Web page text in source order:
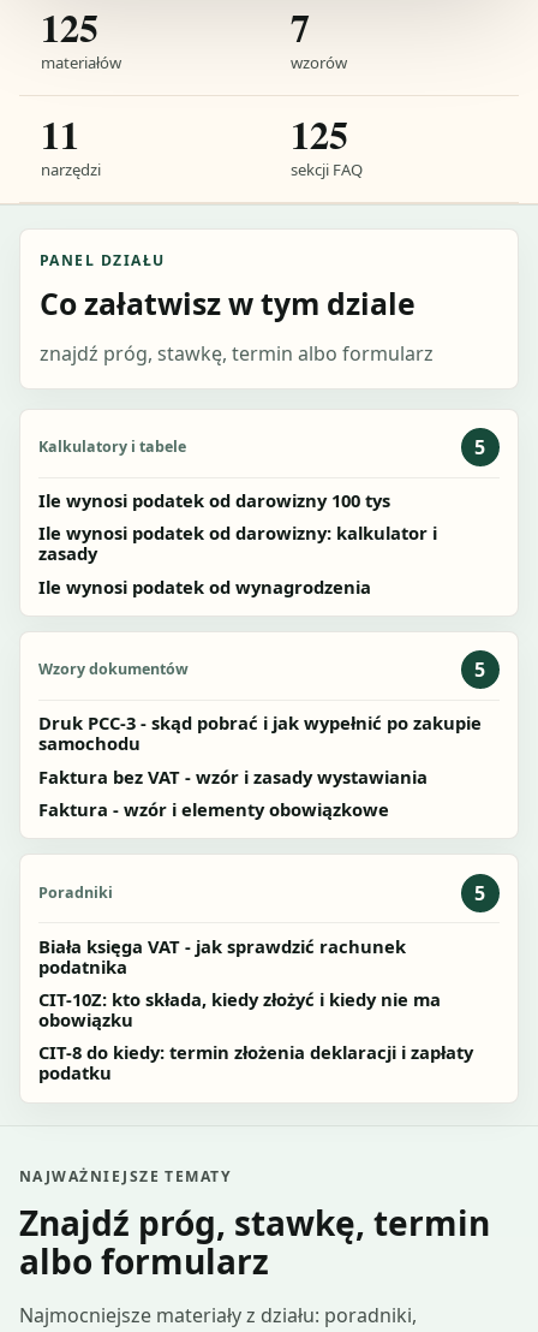
125
materiałów
7
wzorów
11
narzędzi
125
sekcji FAQ
PANEL DZIAŁU
Co załatwisz w tym dziale
znajdź próg, stawkę, termin albo formularz
Kalkulatory i tabele 5
Ile wynosi podatek od darowizny 100 tys
Ile wynosi podatek od darowizny: kalkulator i
zasady
Ile wynosi podatek od wynagrodzenia
Wzory dokumentów 5
Druk PCC-3 - skąd pobrać i jak wypełnić po zakupie
samochodu
Faktura bez VAT - wzór i zasady wystawiania
Faktura - wzór i elementy obowiązkowe
Poradniki 5
Biała księga VAT - jak sprawdzić rachunek
podatnika
CIT-10Z: kto składa, kiedy złożyć i kiedy nie ma
obowiązku
CIT-8 do kiedy: termin złożenia deklaracji i zapłaty
podatku
NAJWAŻNIEJSZE TEMATY
Znajdź próg, stawkę, termin
albo formularz
Najmocniejsze materiały z działu: poradniki,